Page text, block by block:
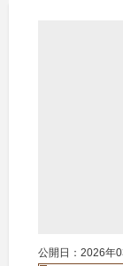
公開日：2026年